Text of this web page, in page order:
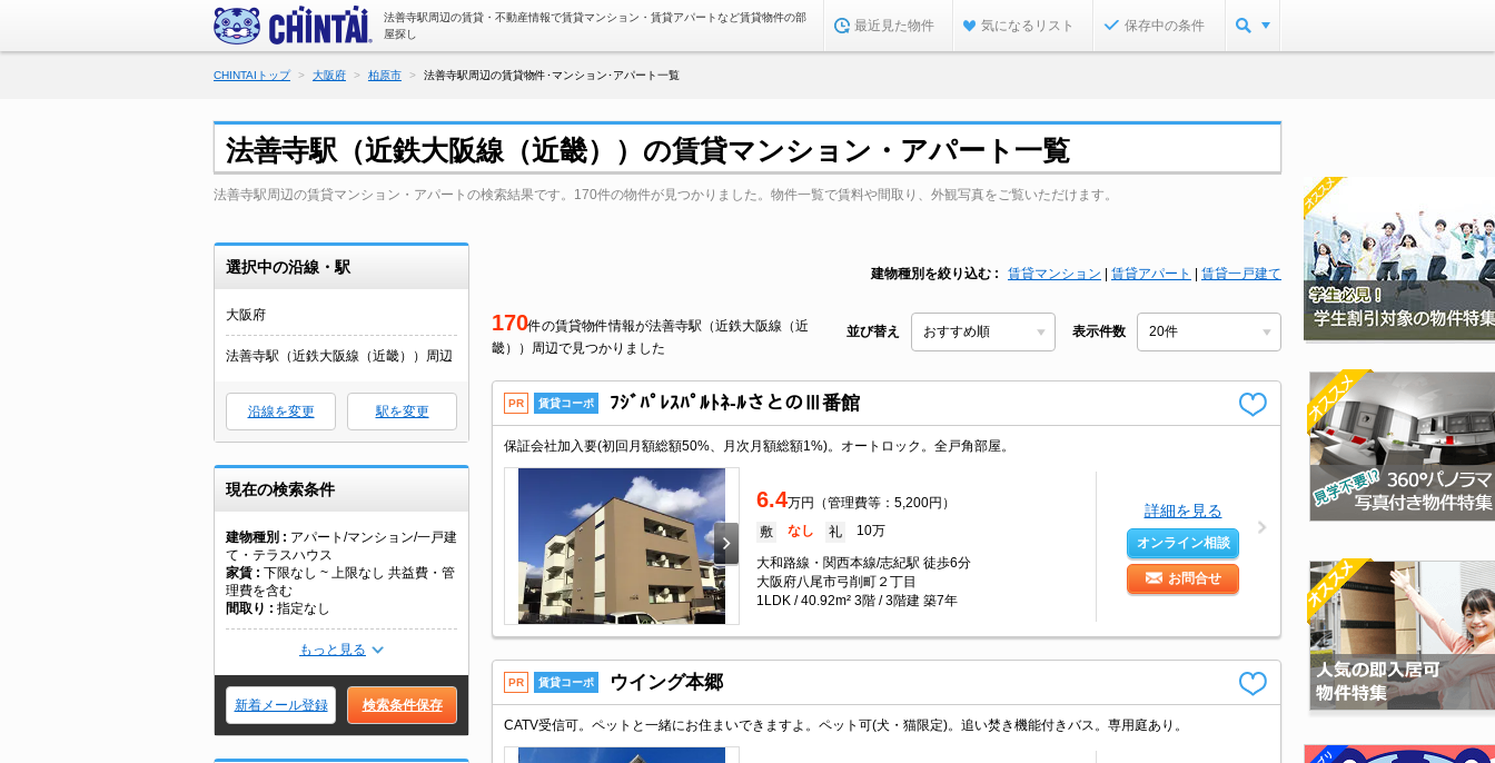
法善寺駅周辺の賃貸・不動産情報で賃貸マンション・賃貸アパートなど賃貸物件の部
屋探し
最近見た物件 気になるリスト 保存中の条件
CHINTAIトップ 大阪府 柏原市 法善寺駅周辺の賃貸物件･マンション･アパート一覧
法善寺駅（近鉄大阪線（近畿））の賃貸マンション・アパート一覧
法善寺駅周辺の賃貸マンション・アパートの検索結果です。170件の物件が見つかりました。物件一覧で賃料や間取り、外観写真をご覧いただけます。
選択中の沿線・駅
大阪府
法善寺駅（近鉄大阪線（近畿））周辺
沿線を変更 駅を変更
現在の検索条件
建物種別
アパート/マンション/一戸建
て・テラスハウス
家賃
下限なし ~ 上限なし 共益費・管
理費を含む
間取り
指定なし
もっと見る
新着メール登録 検索条件保存
建物種別を絞り込む 賃貸マンション 賃貸アパート 賃貸一戸建て
170件の賃貸物件情報が法善寺駅（近鉄大阪線（近
畿））周辺で見つかりました
並び替え 表示件数
PR 賃貸コーポ ﾌｼﾞﾊﾟﾚｽﾊﾟﾙﾄﾈ-ﾙさとのⅢ番館
保証会社加入要(初回月額総額50%、月次月額総額1%)。オートロック。全戸角部屋。
6.4万円（管理費等：5,200円）
敷 なし 礼 10万
大和路線・関西本線/志紀駅 徒歩6分
大阪府八尾市弓削町２丁目
1LDK / 40.92m² 3階 / 3階建 築7年
詳細を見る
オンライン相談
お問合せ
PR 賃貸コーポ ウイング本郷
CATV受信可。ペットと一緒にお住まいできますよ。ペット可(犬・猫限定)。追い焚き機能付きバス。専用庭あり。